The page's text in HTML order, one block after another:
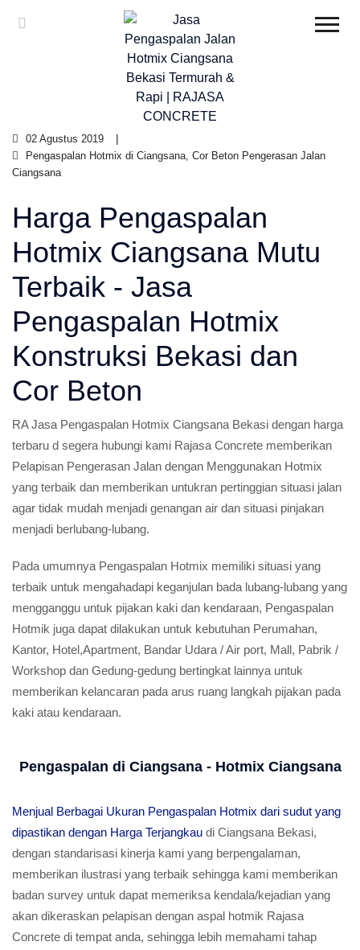
02 Agustus 2019
Pengaspalan Hotmix di Ciangsana, Cor Beton Pengerasan Jalan
Ciangsana
Harga Pengaspalan
Hotmix Ciangsana Mutu
Terbaik - Jasa
Pengaspalan Hotmix
Konstruksi Bekasi dan
Cor Beton
RA Jasa Pengaspalan Hotmix Ciangsana Bekasi dengan harga
terbaru d segera hubungi kami Rajasa Concrete memberikan
Pelapisan Pengerasan Jalan dengan Menggunakan Hotmix
yang terbaik dan memberikan untukran pertinggian situasi jalan
agar tidak mudah menjadi genangan air dan situasi pinjakan
menjadi berlubang-lubang.
Pada umumnya Pengaspalan Hotmix memiliki situasi yang
terbaik untuk mengahadapi keganjulan bada lubang-lubang yang
mengganggu untuk pijakan kaki dan kendaraan, Pengaspalan
Hotmik juga dapat dilakukan untuk kebutuhan Perumahan,
Kantor, Hotel,Apartment, Bandar Udara / Air port, Mall, Pabrik /
Workshop dan Gedung-gedung bertingkat lainnya untuk
memberikan kelancaran pada arus ruang langkah pijakan pada
kaki atau kendaraan.
Pengaspalan di Ciangsana - Hotmix Ciangsana
Menjual Berbagai Ukuran Pengaspalan Hotmix dari sudut yang
dipastikan dengan Harga Terjangkau di Ciangsana Bekasi,
dengan standarisasi kinerja kami yang berpengalaman,
memberikan ilustrasi yang terbaik sehingga kami memberikan
badan survey untuk dapat memeriksa kendala/kejadian yang
akan dikeraskan pelapisan dengan aspal hotmik Rajasa
Concrete di tempat anda, sehingga lebih memahami tahap